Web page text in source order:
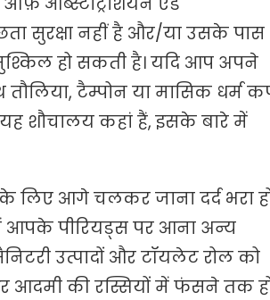
सुरक्षा नहीं है और/या उसके पास
हो सकती है। यदि आप अपने
टैम्पोन या मासिक धर्म
शौचालय कहां हैं, इसके बारे में
लिए आगे चलकर जाना दर्द भरा
आपके पीरियड्स पर आना अन्य
उत्पादों और टॉयलेट रोल को
की रस्सियों में फंसने तक